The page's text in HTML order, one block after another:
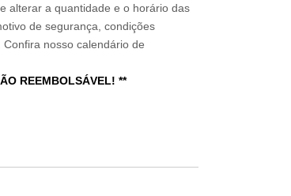
alterar a quantidade e o horário das
de segurança, condições
nosso calendário de
REEMBOLSÁVEL! **